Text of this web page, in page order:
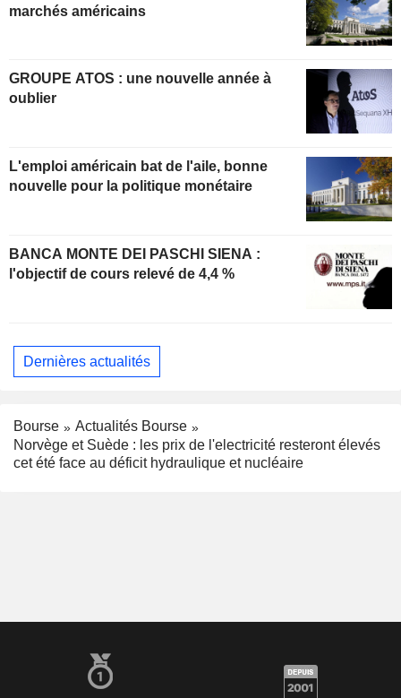
marchés américains
GROUPE ATOS : une nouvelle année à
oublier
L'emploi américain bat de l'aile, bonne
nouvelle pour la politique monétaire
BANCA MONTE DEI PASCHI SIENA :
l'objectif de cours relevé de 4,4 %
Dernières actualités
Bourse
Actualités Bourse
Norvège et Suède : les prix de l'electricité resteront élevés
cet été face au déficit hydraulique et nucléaire